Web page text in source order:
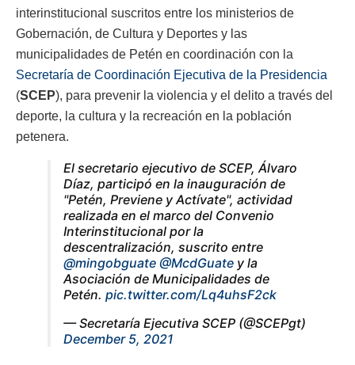
interinstitucional suscritos entre los ministerios de
Gobernación, de Cultura y Deportes y las
municipalidades de Petén en coordinación con la
Secretaría de Coordinación Ejecutiva de la Presidencia
(SCEP), para prevenir la violencia y el delito a través del
deporte, la cultura y la recreación en la población
petenera.
El secretario ejecutivo de SCEP, Álvaro
Díaz, participó en la inauguración de
"Petén, Previene y Actívate", actividad
realizada en el marco del Convenio
Interinstitucional por la
descentralización, suscrito entre
@mingobguate @McdGuate y la
Asociación de Municipalidades de
Petén. pic.twitter.com/Lq4uhsF2ck
— Secretaría Ejecutiva SCEP (@SCEPgt)
December 5, 2021